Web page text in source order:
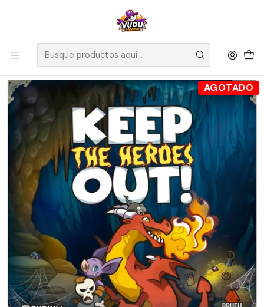
🚀 ¡Despachamos a todo Chile! Envío GRATIS a Regiones sobre
$100.000 y a RM sobre $35.000
Preventas Preventa - Keep The Heroes Out - Español
AGOTADO